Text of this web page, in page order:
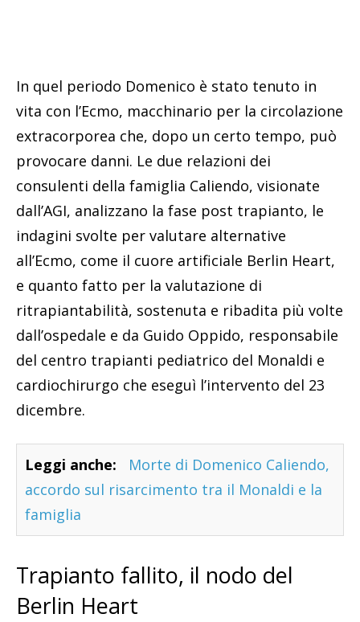
In quel periodo Domenico è stato tenuto in
vita con l’Ecmo, macchinario per la circolazione
extracorporea che, dopo un certo tempo, può
provocare danni. Le due relazioni dei
consulenti della famiglia Caliendo, visionate
dall’AGI, analizzano la fase post trapianto, le
indagini svolte per valutare alternative
all’Ecmo, come il cuore artificiale Berlin Heart,
e quanto fatto per la valutazione di
ritrapiantabilità, sostenuta e ribadita più volte
dall’ospedale e da Guido Oppido, responsabile
del centro trapianti pediatrico del Monaldi e
cardiochirurgo che eseguì l’intervento del 23
dicembre.
Leggi anche:
Morte di Domenico Caliendo,
accordo sul risarcimento tra il Monaldi e la
famiglia
Trapianto fallito, il nodo del
Berlin Heart